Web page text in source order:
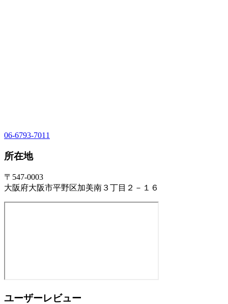
06-6793-7011
所在地
〒547-0003
大阪府大阪市平野区加美南３丁目２－１６
ユーザーレビュー